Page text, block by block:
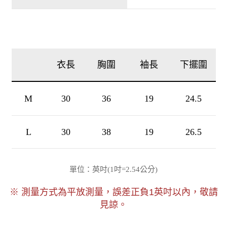
衣長 胸圍 袖長 下擺圍
M 30 36 19 24.5
L 30 38 19 26.5
單位：英吋(1吋=2.54公分)
※ 測量方式為平放測量，誤差正負1英吋以內，敬請
見諒。